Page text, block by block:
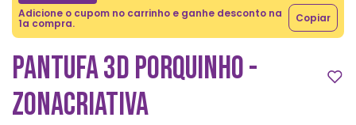
Adicione o cupom no carrinho e ganhe desconto na
1a compra. Copiar
PANTUFA 3D PORQUINHO -
ZONACRIATIVA